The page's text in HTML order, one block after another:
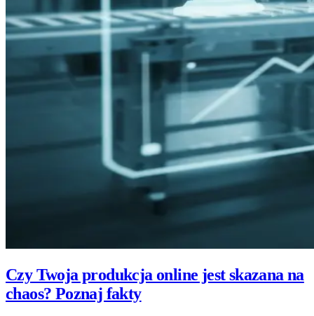
Czy Twoja produkcja online jest skazana na
chaos? Poznaj fakty